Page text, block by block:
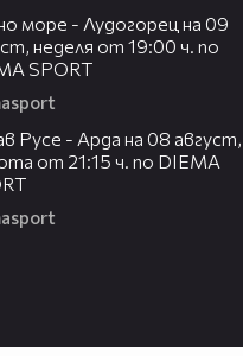
море - Лудогорец на 09
неделя от 19:00 ч. по
SPORT
Русе - Арда на 08 август,
от 21:15 ч. по DIEMA